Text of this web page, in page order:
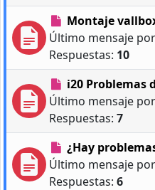
Montaje
Último mensaje por
Respuestas: 10
i20 Problemas
Último mensaje por
Respuestas: 7
¿Hay
Último mensaje por
Respuestas: 6